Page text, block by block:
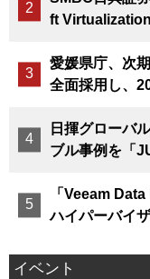
ft
愛媛県庁、次
全面採用し、
日揮グローバ
ブル事例を「
「Veeam
ハイパーバイ
イベント